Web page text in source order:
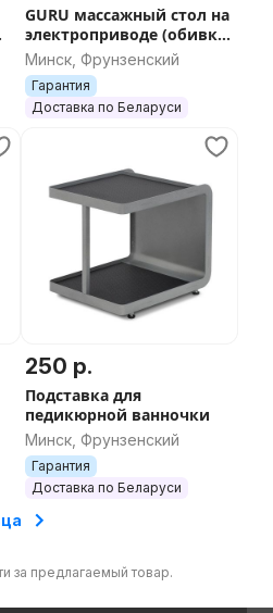
GURU массажный стол на
электроприводе (обивка
премиальной коллекции
UNICO)
Минск, Фрунзенский
Гарантия
Доставка по Беларуси
250 р.
Подставка для
педикюрной ванночки
Минск, Фрунзенский
Гарантия
Доставка по Беларуси
за предлагаемый товар.